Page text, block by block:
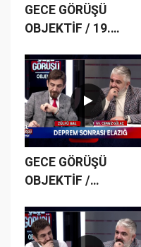
GECE GÖRÜŞÜ
OBJEKTİF / 19.
GECE GÖRÜŞÜ
OBJEKTİF /